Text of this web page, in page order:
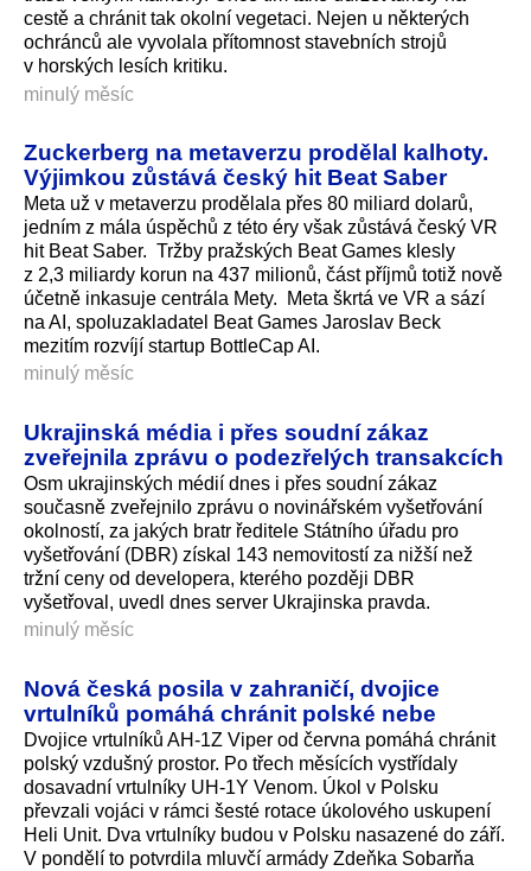
cestě a chránit tak okolní vegetaci. Nejen u některých
ochránců ale vyvolala přítomnost stavebních strojů
v horských lesích kritiku.
minulý měsíc
Zuckerberg na metaverzu prodělal kalhoty.
Výjimkou zůstává český hit Beat Saber
Meta už v metaverzu prodělala přes 80 miliard dolarů,
jedním z mála úspěchů z této éry však zůstává český VR
hit Beat Saber. Tržby pražských Beat Games klesly
z 2,3 miliardy korun na 437 milionů, část příjmů totiž nově
účetně inkasuje centrála Mety. Meta škrtá ve VR a sází
na AI, spoluzakladatel Beat Games Jaroslav Beck
mezitím rozvíjí startup BottleCap AI.
minulý měsíc
Ukrajinská média i přes soudní zákaz
zveřejnila zprávu o podezřelých transakcích
Osm ukrajinských médií dnes i přes soudní zákaz
současně zveřejnilo zprávu o novinářském vyšetřování
okolností, za jakých bratr ředitele Státního úřadu pro
vyšetřování (DBR) získal 143 nemovitostí za nižší než
tržní ceny od developera, kterého později DBR
vyšetřoval, uvedl dnes server Ukrajinska pravda.
minulý měsíc
Nová česká posila v zahraničí, dvojice
vrtulníků pomáhá chránit polské nebe
Dvojice vrtulníků AH-1Z Viper od června pomáhá chránit
polský vzdušný prostor. Po třech měsících vystřídaly
dosavadní vrtulníky UH-1Y Venom. Úkol v Polsku
převzali vojáci v rámci šesté rotace úkolového uskupení
Heli Unit. Dva vrtulníky budou v Polsku nasazené do září.
V pondělí to potvrdila mluvčí armády Zdeňka Sobarňa